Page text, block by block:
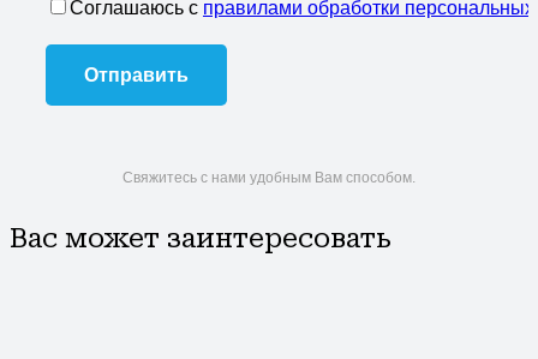
Соглашаюсь с правилами обработки
Свяжитесь с нами удобным Вам способом.
Вас может заинтересовать